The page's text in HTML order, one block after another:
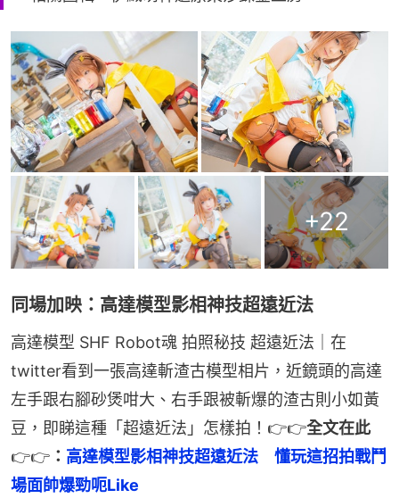
+22
同場加映：高達模型影相神技超遠近法
高達模型 SHF Robot魂 拍照秘技 超遠近法｜在
twitter看到一張高達斬渣古模型相片，近鏡頭的高達
左手跟右腳砂煲咁大、右手跟被斬爆的渣古則小如黃
豆，即睇這種「超遠近法」怎樣拍！👉👉全文在此
👉👉 ： 高達模型影相神技超遠近法　懂玩這招拍戰鬥
場面帥爆勁呃Like